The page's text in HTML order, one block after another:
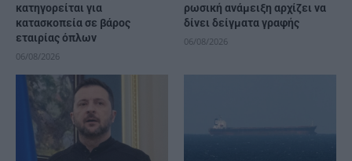
κατηγορείται για
κατασκοπεία σε βάρος
εταιρίας όπλων
06/08/2026
ρωσική ανάμειξη αρχίζει να
δίνει δείγματα γραφής
06/08/2026